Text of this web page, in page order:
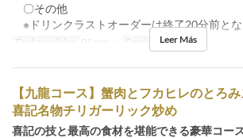
〇その他
※ドリンクラストオーダーは終了20分前と
Fechas validas 01 mar ~ Comidas Cena
Leer Más
【九龍コース】蟹肉とフカヒレのとろ
喜記名物チリガーリック炒め
喜記の技と最高の食材を堪能できる豪華コース